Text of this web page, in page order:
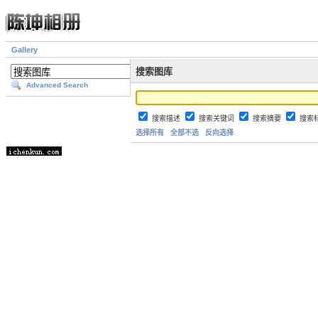
Gallery
Advanced Search
搜索图库
搜索描述 搜索关键词 搜索摘要
搜索
选择所有
全部不选 反向选择